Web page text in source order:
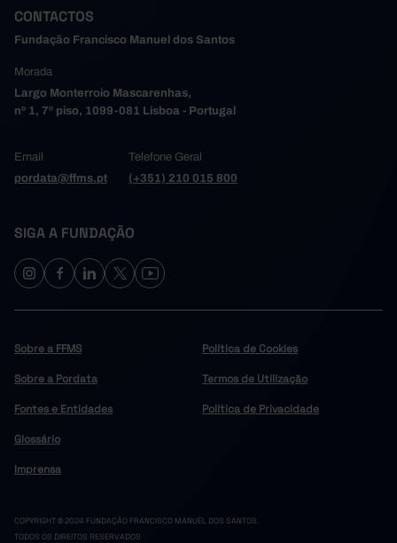
CONTACTOS
Fundação Francisco Manuel dos Santos
Morada
Largo Monterroio Mascarenhas,
nº 1, 7º piso, 1099-081 Lisboa - Portugal
Email
pordata@ffms.pt
Telefone Geral
(+351) 210 015 800
SIGA A FUNDAÇÃO
Sobre a FFMS
Sobre a Pordata
Fontes e Entidades
Glossário
Imprensa
Política de Cookies
Termos de Utilização
Política de Privacidade
COPYRIGHT © 2024 FUNDAÇÃO FRANCISCO MANUEL DOS SANTOS.
TODOS OS DIREITOS RESERVADOS